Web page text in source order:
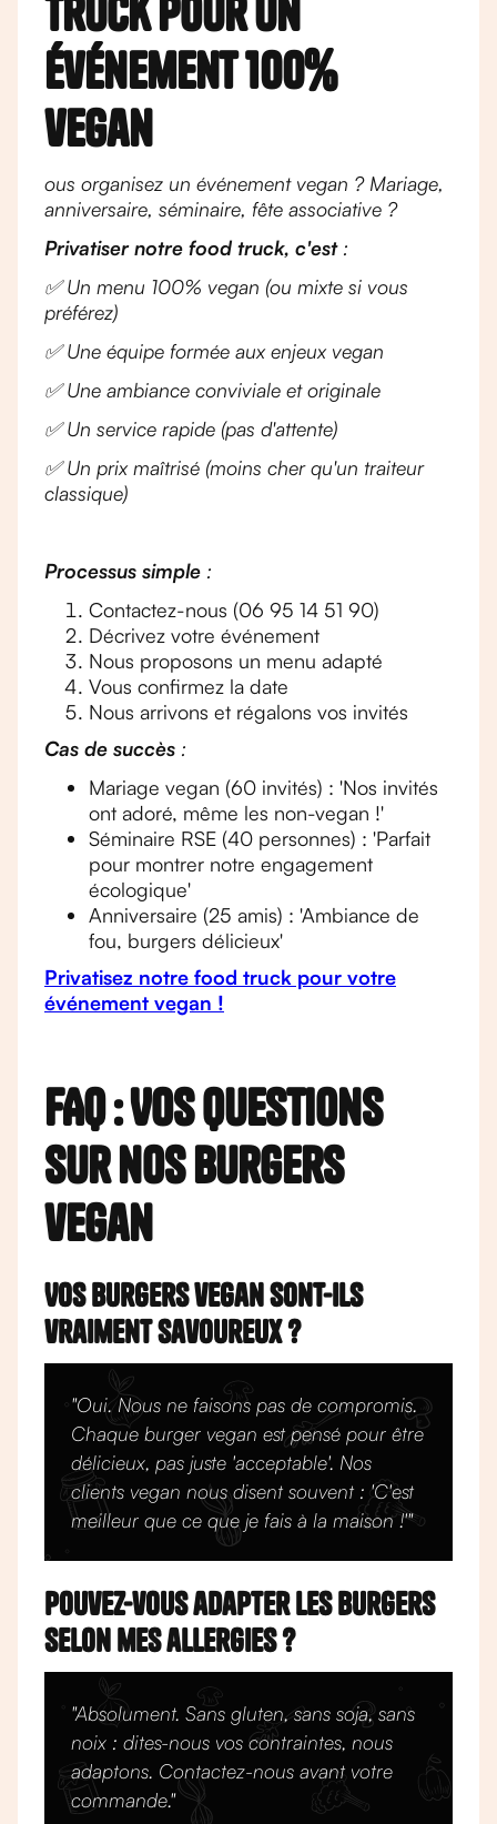
truck pour un
événement 100%
vegan
ous organisez un événement vegan ? Mariage,
anniversaire, séminaire, fête associative ?
Privatiser notre food truck, c'est:
✅ Un menu 100% vegan (ou mixte si vous
préférez)
✅ Une équipe formée aux enjeux vegan
✅ Une ambiance conviviale et originale
✅ Un service rapide (pas d'attente)
✅ Un prix maîtrisé (moins cher qu'un traiteur
classique)
Processus simple :
Contactez-nous (06 95 14 51 90)
Décrivez votre événement
Nous proposons un menu adapté
Vous confirmez la date
Nous arrivons et régalons vos invités
Cas de succès :
Mariage vegan (60 invités) : 'Nos invités
ont adoré, même les non-vegan !'
Séminaire RSE (40 personnes) : 'Parfait
pour montrer notre engagement
écologique'
Anniversaire (25 amis) : 'Ambiance de
fou, burgers délicieux'
Privatisez notre food truck pour votre
événement vegan !
FAQ : Vos questions
sur nos burgers
vegan
Vos burgers vegan sont-ils
vraiment savoureux ?
"Oui. Nous ne faisons pas de compromis.
Chaque burger vegan est pensé pour être
délicieux, pas juste 'acceptable'. Nos
clients vegan nous disent souvent : 'C'est
meilleur que ce que je fais à la maison !'"
Pouvez-vous adapter les burgers
selon mes allergies ?
"Absolument. Sans gluten, sans soja, sans
noix : dites-nous vos contraintes, nous
adaptons. Contactez-nous avant votre
commande."